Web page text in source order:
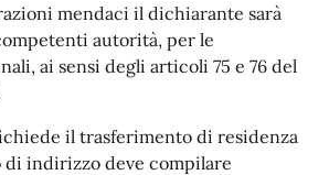
mendaci il dichiarante sarà
autorità, per le
ai sensi degli articoli 75 e 76 del
il trasferimento di residenza
di indirizzo deve compilare